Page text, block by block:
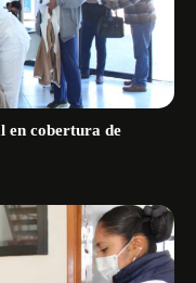
en cobertura de